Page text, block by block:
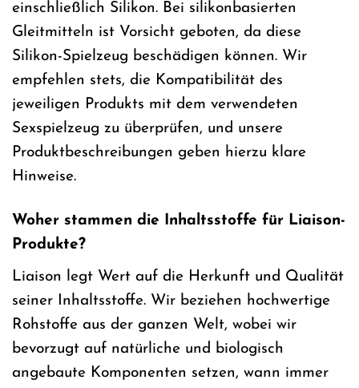
einschließlich Silikon. Bei silikonbasierten
Gleitmitteln ist Vorsicht geboten, da diese
Silikon-Spielzeug beschädigen können. Wir
empfehlen stets, die Kompatibilität des
jeweiligen Produkts mit dem verwendeten
Sexspielzeug zu überprüfen, und unsere
Produktbeschreibungen geben hierzu klare
Hinweise.
Woher stammen die Inhaltsstoffe für Liaison-
Produkte?
Liaison legt Wert auf die Herkunft und Qualität
seiner Inhaltsstoffe. Wir beziehen hochwertige
Rohstoffe aus der ganzen Welt, wobei wir
bevorzugt auf natürliche und biologisch
angebaute Komponenten setzen, wann immer